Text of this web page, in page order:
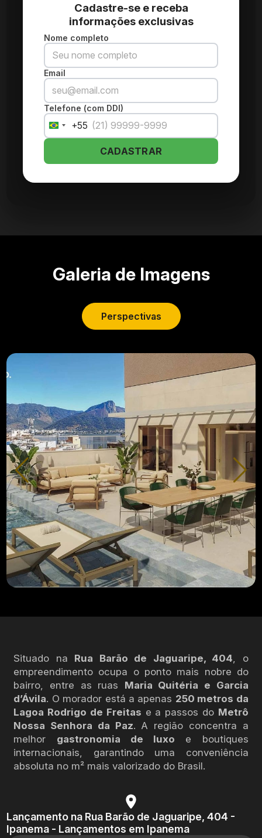
Cadastre-se e receba
informações exclusivas
Nome completo
Email
Telefone (com DDI)
Brazil
+55
+55
CADASTRAR
Galeria de Imagens
Perspectivas
Situado na Rua Barão de Jaguaripe, 404 , o
empreendimento ocupa o ponto mais nobre do
bairro, entre as ruas Maria Quitéria e Garcia
d’Ávila. O morador está a apenas 250 metros da
Lagoa Rodrigo de Freitas e a passos do Metrô
Nossa Senhora da Paz. A região concentra a
melhor gastronomia de luxo e boutiques
internacionais, garantindo uma conveniência
absoluta no m² mais valorizado do Brasil.
Lançamento na Rua Barão de Jaguaripe, 404 -
Ipanema - Lançamentos em Ipanema